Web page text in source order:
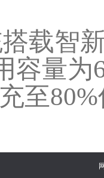
载智
容量为
至